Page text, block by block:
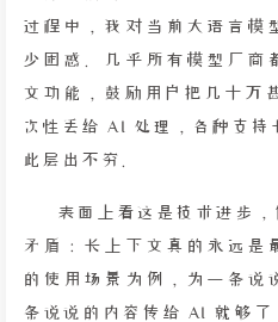
过程中，我对当前大语言模
少困惑。几乎所有模型厂商
文功能，鼓励用户把几十万
次性丢给 AI 处理，各种支持
此层出不穷。
表面上看这是技术进步
矛盾：长上下文真的永远是
的使用场景为例，为一条说
条说说的内容传给 AI 就够